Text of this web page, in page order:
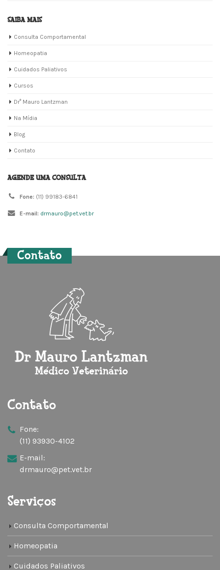
SAIBA MAIS
Consulta Comportamental
Homeopatia
Cuidados Paliativos
Cursos
Dr° Mauro Lantzman
Na Mídia
Blog
Contato
AGENDE UMA CONSULTA
Fone: (11) 99183-6841
E-mail: drmauro@pet.vet.br
Contato
Contato
Fone:
(11) 93930-4102
E-mail:
drmauro@pet.vet.br
Serviços
Consulta Comportamental
Homeopatia
Cuidados Paliativos